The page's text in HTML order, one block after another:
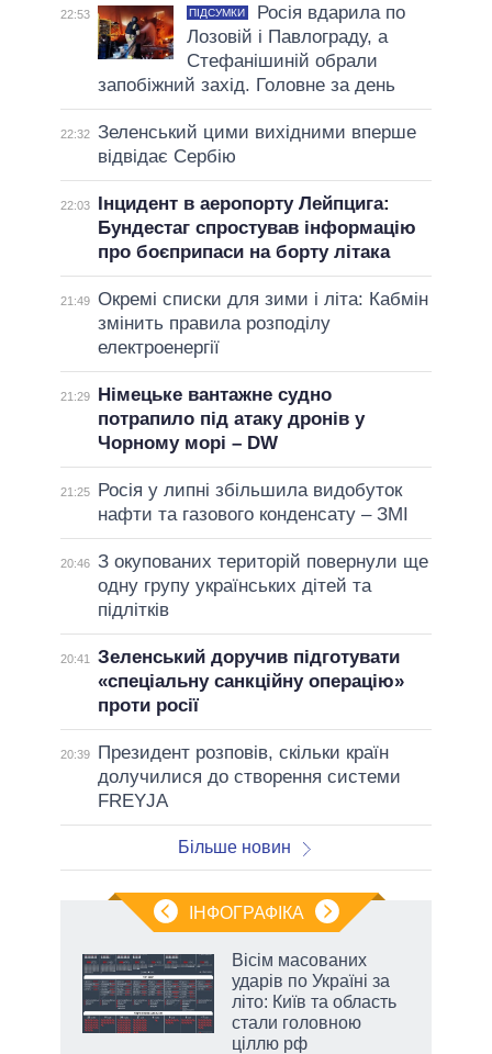
22:53 ПІДСУМКИ
Росія вдарила по
Лозовій і Павлограду, а
Стефанішиній обрали
запобіжний захід. Головне за день
22:32 Зеленський цими вихідними вперше
відвідає Сербію
22:03
Інцидент в аеропорту Лейпцига:
Бундестаг спростував інформацію
про боєприпаси на борту літака
21:49 Окремі списки для зими і літа: Кабмін
змінить правила розподілу
електроенергії
21:29
Німецьке вантажне судно
потрапило під атаку дронів у
Чорному морі – DW
21:25
Росія у липні збільшила видобуток
нафти та газового конденсату – ЗМІ
20:46 З окупованих територій повернули ще
одну групу українських дітей та
підлітків
20:41
Зеленський доручив підготувати
«спеціальну санкційну операцію»
проти росії
20:39
Президент розповів, скільки країн
долучилися до створення системи
FREYJA
Більше новин
ІНФОГРАФІКА
Вісім масованих
ударів по Україні за
літо: Київ та область
стали головною
ціллю рф